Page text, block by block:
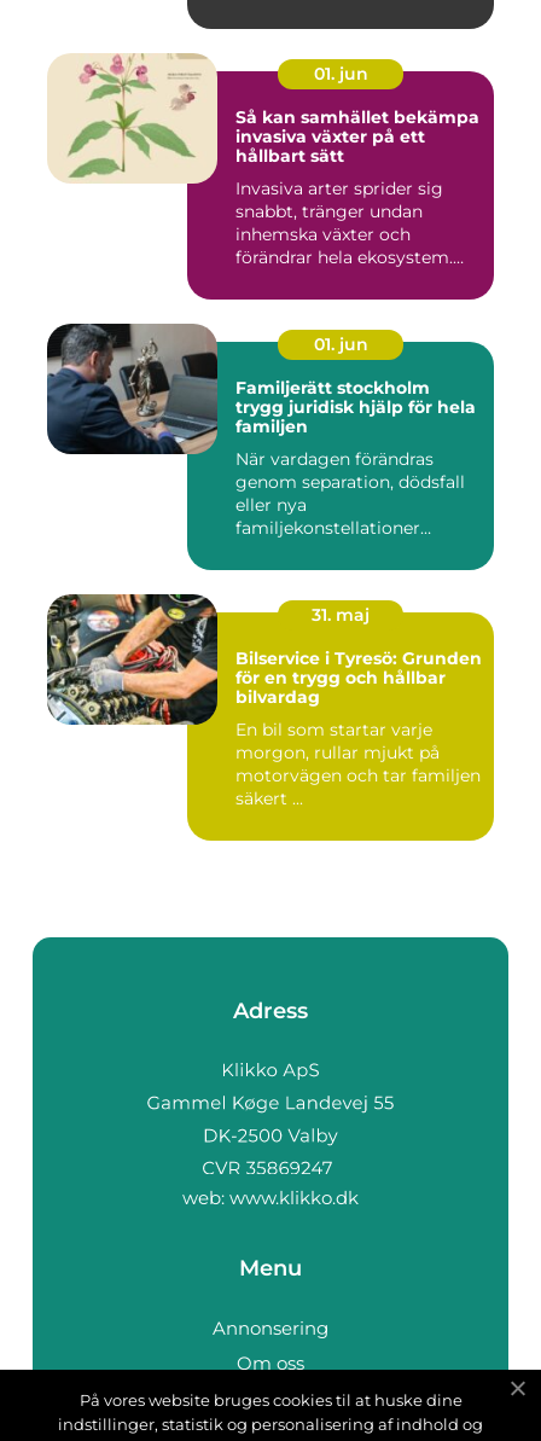
01. jun
Så kan samhället bekämpa
invasiva växter på ett
hållbart sätt
Invasiva arter sprider sig
snabbt, tränger undan
inhemska växter och
förändrar hela ekosystem.
01. jun
Familjerätt stockholm
trygg juridisk hjälp för hela
familjen
När vardagen förändras
genom separation, dödsfall
eller nya
familjekonstellationer
31. maj
Bilservice i Tyresö: Grunden
för en trygg och hållbar
bilvardag
En bil som startar varje
morgon, rullar mjukt på
motorvägen och tar familjen
säkert ...
Adress
web: www.klikko.dk
Menu
Annonsering
Om oss
Cookies
Kontakta oss
På vores website bruges cookies til at huske dine
indstillinger, statistik og personalisering af indhold og